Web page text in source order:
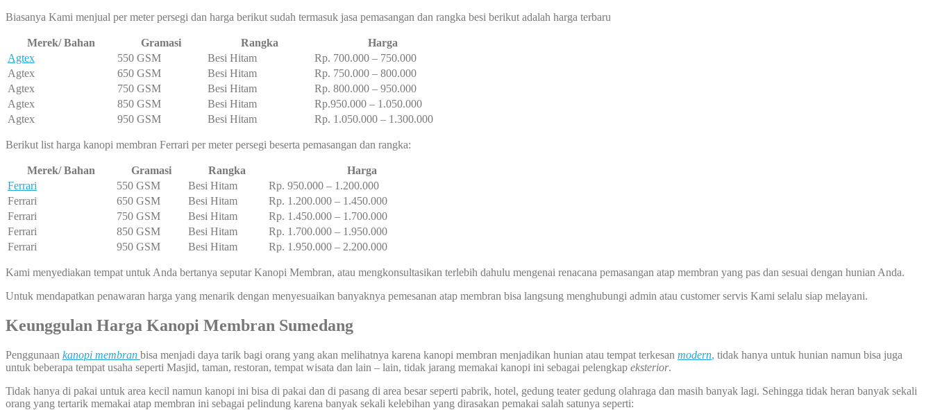
Biasanya Kami menjual per meter persegi dan harga berikut sudah termasuk jasa pemasangan dan rangka besi berikut adalah harga terbaru
Merek/ Bahan Gramasi Rangka
Harga
Agtex
550 GSM Besi Hitam
Rp. 700.000 – 750.000
Agtex
650 GSM Besi Hitam
Rp. 750.000 – 800.000
Agtex
750 GSM Besi Hitam
Rp. 800.000 – 950.000
Agtex
850 GSM Besi Hitam
Rp.950.000 – 1.050.000
Agtex
950 GSM Besi Hitam Rp. 1.050.000 – 1.300.000
Berikut list harga kanopi membran Ferrari per meter persegi beserta pemasangan dan rangka:
Merek/ Bahan Gramasi Rangka
Harga
Ferrari
550 GSM Besi Hitam
Rp. 950.000 – 1.200.000
Ferrari
650 GSM Besi Hitam
Rp. 1.200.000 – 1.450.000
Ferrari
750 GSM Besi Hitam
Rp. 1.450.000 – 1.700.000
Ferrari
850 GSM Besi Hitam
Rp. 1.700.000 – 1.950.000
Ferrari
950 GSM Besi Hitam Rp. 1.950.000 – 2.200.000
Kami menyediakan tempat untuk Anda bertanya seputar Kanopi Membran, atau mengkonsultasikan terlebih dahulu mengenai renacana pemasangan atap membran yang pas dan sesuai dengan hunian Anda.
Untuk mendapatkan penawaran harga yang menarik dengan menyesuaikan banyaknya pemesanan atap membran bisa langsung menghubungi admin atau customer servis Kami selalu siap melayani.
Keunggulan Harga Kanopi Membran Sumedang
Penggunaan kanopi membran bisa menjadi daya tarik bagi orang yang akan melihatnya karena kanopi membran menjadikan hunian atau tempat terkesan modern, tidak hanya untuk hunian namun bisa juga
untuk beberapa tempat usaha seperti Masjid, taman, restoran, tempat wisata dan lain – lain, tidak jarang memakai kanopi ini sebagai pelengkap eksterior.
Tidak hanya di pakai untuk area kecil namun kanopi ini bisa di pakai dan di pasang di area besar seperti pabrik, hotel, gedung teater gedung olahraga dan masih banyak lagi. Sehingga tidak heran banyak sekali
orang yang tertarik memakai atap membran ini sebagai pelindung karena banyak sekali kelebihan yang dirasakan pemakai salah satunya seperti: